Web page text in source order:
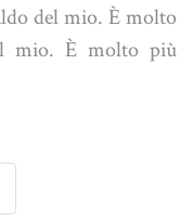
del mio. È molto
mio. È molto più